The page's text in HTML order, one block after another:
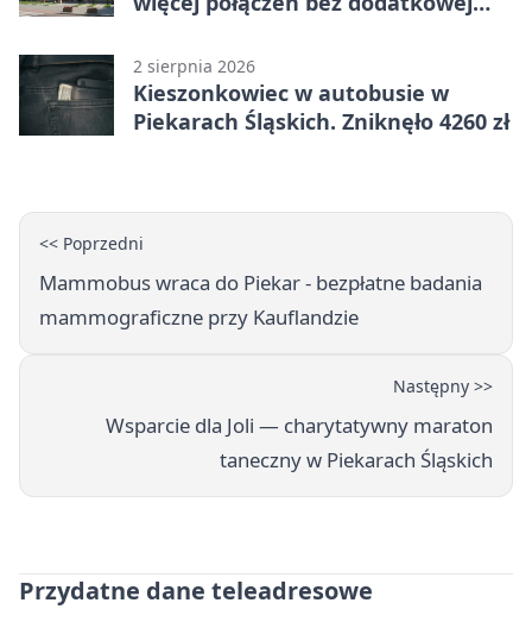
2 sierpnia 2026
Kieszonkowiec w autobusie w
Piekarach Śląskich. Zniknęło 4260 zł
<< Poprzedni
Mammobus wraca do Piekar - bezpłatne badania
mammograficzne przy Kauflandzie
Następny >>
Wsparcie dla Joli — charytatywny maraton
taneczny w Piekarach Śląskich
Przydatne dane teleadresowe